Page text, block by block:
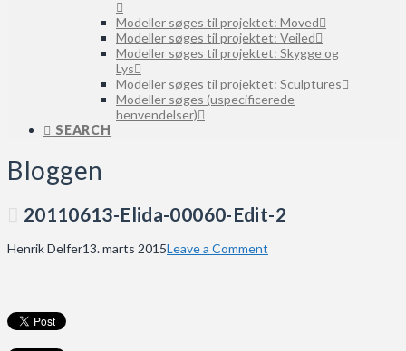
Modeller søges til projektet: Moved
Modeller søges til projektet: Veiled
Modeller søges til projektet: Skygge og
Lys
Modeller søges til projektet: Sculptures
Modeller søges (uspecificerede
henvendelser)
SEARCH
Bloggen
20110613-Elida-00060-Edit-2
Henrik Delfer13. marts 2015Leave a Comment